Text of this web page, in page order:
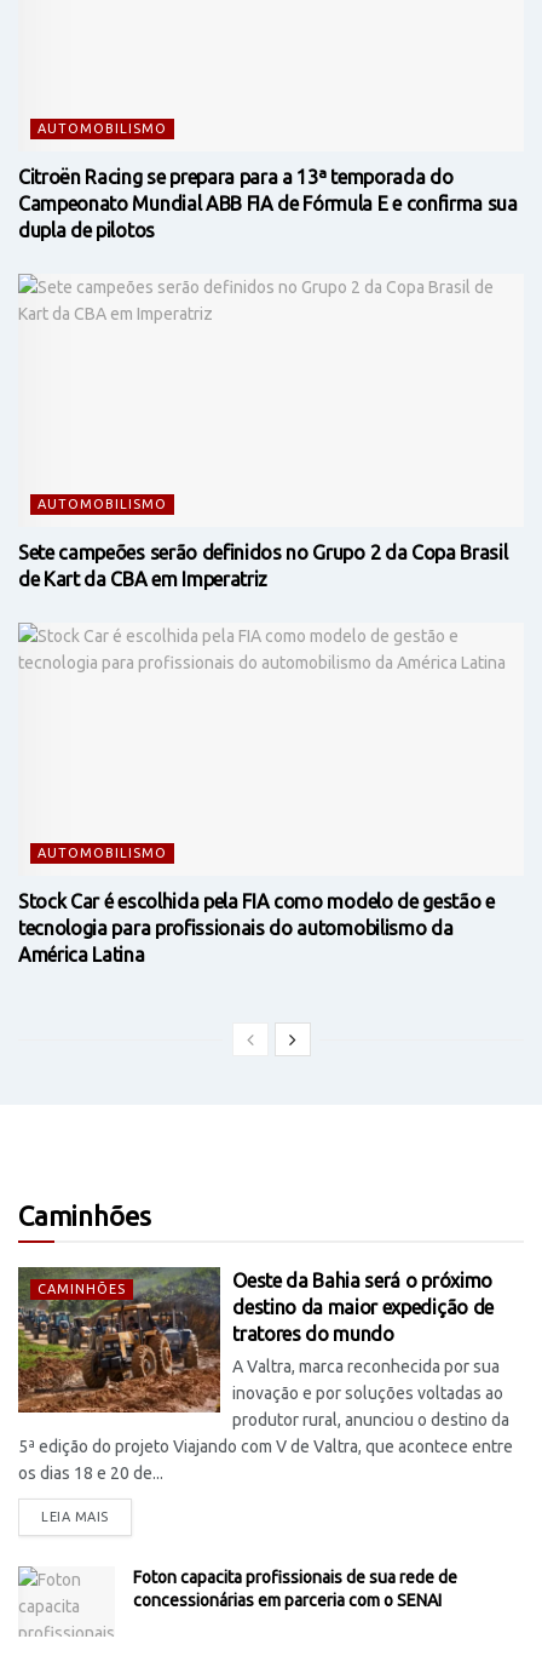
AUTOMOBILISMO
Citroën Racing se prepara para a 13ª temporada do
Campeonato Mundial ABB FIA de Fórmula E e confirma sua
dupla de pilotos
AUTOMOBILISMO
Sete campeões serão definidos no Grupo 2 da Copa Brasil
de Kart da CBA em Imperatriz
AUTOMOBILISMO
Stock Car é escolhida pela FIA como modelo de gestão e
tecnologia para profissionais do automobilismo da
América Latina
Caminhões
CAMINHÕES
Oeste da Bahia será o próximo
destino da maior expedição de
tratores do mundo
A Valtra, marca reconhecida por sua
inovação e por soluções voltadas ao
produtor rural, anunciou o destino da
5ª edição do projeto Viajando com V de Valtra, que acontece entre
os dias 18 e 20 de...
LEIA MAIS
Foton capacita profissionais de sua rede de
concessionárias em parceria com o SENAI